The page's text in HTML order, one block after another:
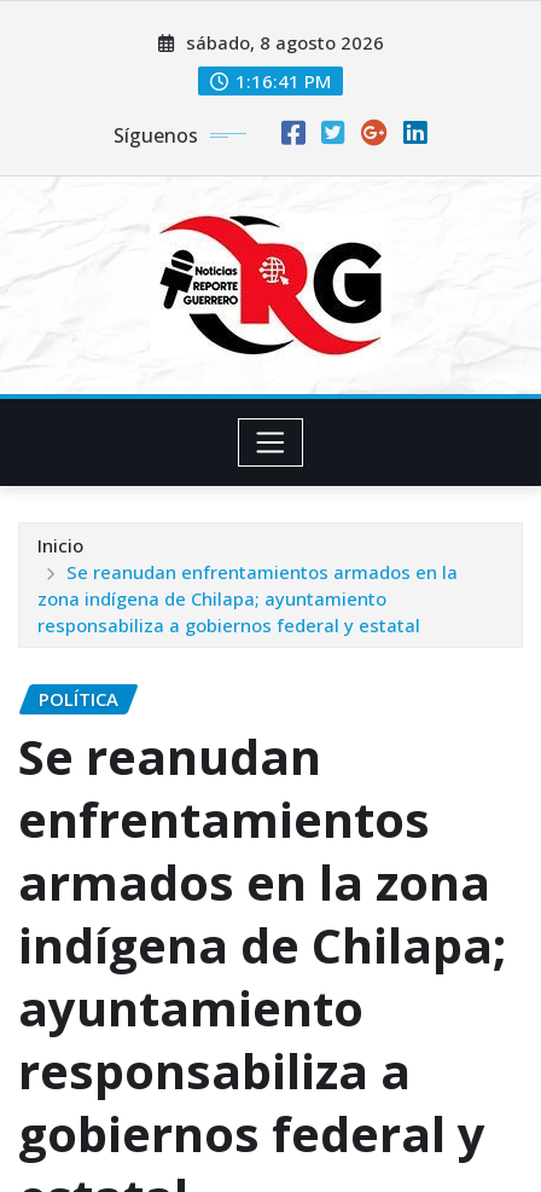
sábado, 8 agosto 2026
1:16:42 PM
Síguenos
Inicio
Se reanudan enfrentamientos armados en la
zona indígena de Chilapa; ayuntamiento
responsabiliza a gobiernos federal y estatal
POLÍTICA
Se reanudan
enfrentamientos
armados en la zona
indígena de Chilapa;
ayuntamiento
responsabiliza a
gobiernos federal y